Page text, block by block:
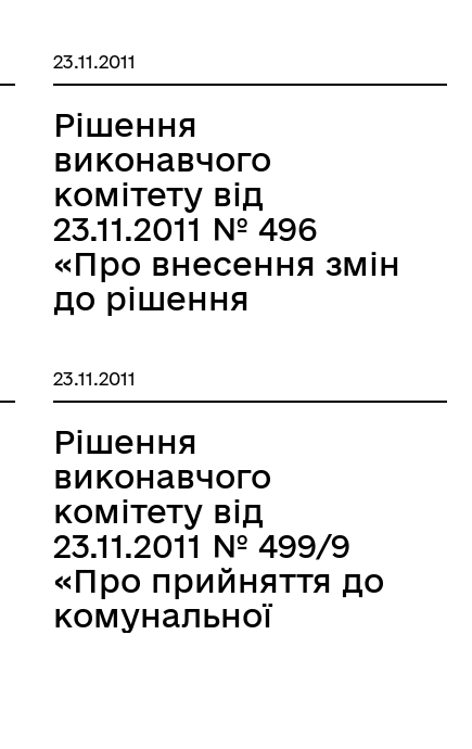
приміщення №17
підвалу та першого
поверху /літ.А-3/ та
топочну /літ.Д/ по
вул.Грязнова,80 за
Воронкіним В.Ф. та
Данилевською
Л.М.»
23.11.2011
Рішення
виконавчого
комітету від
23.11.2011 № 496
«Про внесення змін
до рішення
комітету Запорізької
міської ради від
27.01.2011 № 18 "Про
затвердження
лімітів споживання
питної води для
потреб абонентів
комунального
підприємства
23.11.2011
Рішення
виконавчого
комітету від
23.11.2011 № 499/9
«Про прийняття до
комунальної